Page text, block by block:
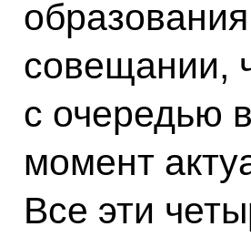
совещании,
с очередью
момент
Все эти